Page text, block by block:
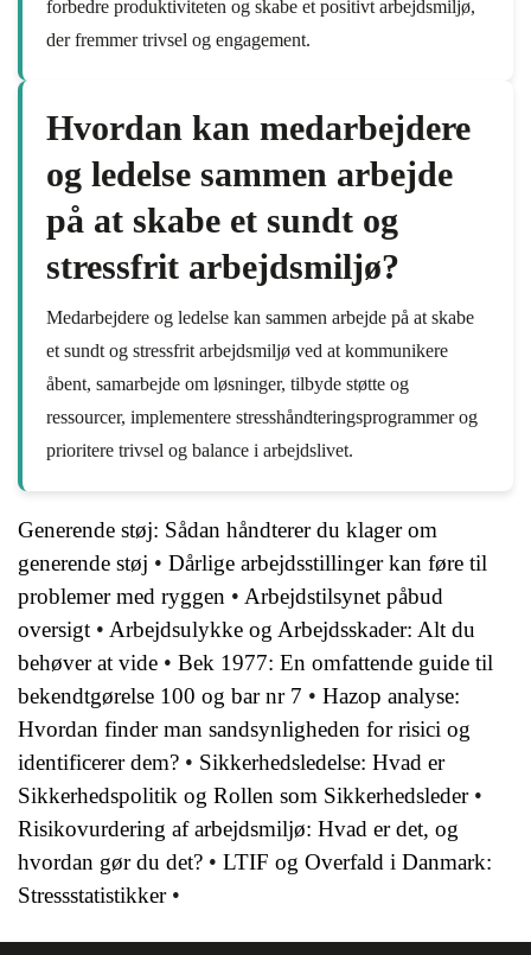
forbedre produktiviteten og skabe et positivt arbejdsmiljø,
der fremmer trivsel og engagement.
Hvordan kan medarbejdere
og ledelse sammen arbejde
på at skabe et sundt og
stressfrit arbejdsmiljø?
Medarbejdere og ledelse kan sammen arbejde på at skabe
et sundt og stressfrit arbejdsmiljø ved at kommunikere
åbent, samarbejde om løsninger, tilbyde støtte og
ressourcer, implementere stresshåndteringsprogrammer og
prioritere trivsel og balance i arbejdslivet.
Generende støj: Sådan håndterer du klager om
generende støj • Dårlige arbejdsstillinger kan føre til
problemer med ryggen • Arbejdstilsynet påbud
oversigt • Arbejdsulykke og Arbejdsskader: Alt du
behøver at vide • Bek 1977: En omfattende guide til
bekendtgørelse 100 og bar nr 7 • Hazop analyse:
Hvordan finder man sandsynligheden for risici og
identificerer dem? • Sikkerhedsledelse: Hvad er
Sikkerhedspolitik og Rollen som Sikkerhedsleder•
Risikovurdering af arbejdsmiljø: Hvad er det, og
hvordan gør du det? • LTIF og Overfald i Danmark:
Stressstatistikker•